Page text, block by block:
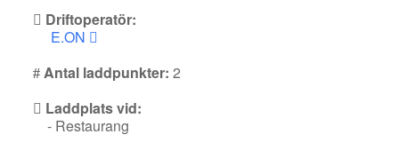
Driftoperatör:
E.ON
Antal laddpunkter: 2
Laddplats vid:
- Restaurang